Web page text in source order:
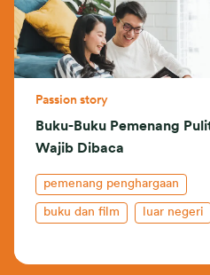
Passion story
Buku-Buku Pemenang
Wajib Dibaca
pemenang penghargaan
buku dan film luar negeri